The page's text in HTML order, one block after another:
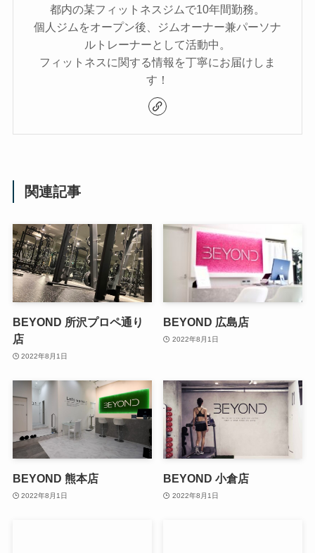
都内の某フィットネスジムで10年間勤務。
個人ジムをオープン後、ジムオーナー兼パーソナ
ルトレーナーとして活動中。
フィットネスに関する情報を丁寧にお届けしま
す！
関連記事
BEYOND 所沢プロペ通り
店
2022年8月1日
BEYOND 広島店
2022年8月1日
BEYOND 熊本店
2022年8月1日
BEYOND 小倉店
2022年8月1日